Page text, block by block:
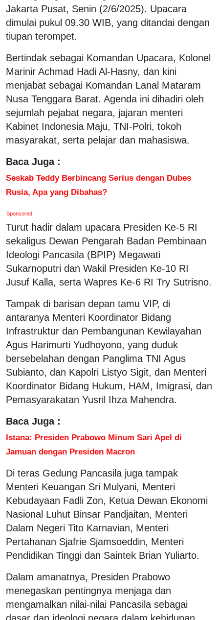
Jakarta Pusat, Senin (2/6/2025). Upacara
dimulai pukul 09.30 WIB, yang ditandai dengan
tiupan terompet.
Bertindak sebagai Komandan Upacara, Kolonel
Marinir Achmad Hadi Al-Hasny, dan kini
menjabat sebagai Komandan Lanal Mataram
Nusa Tenggara Barat. Agenda ini dihadiri oleh
sejumlah pejabat negara, jajaran menteri
Kabinet Indonesia Maju, TNI-Polri, tokoh
masyarakat, serta pelajar dan mahasiswa.
Baca Juga :
Seskab Teddy Berbincang Serius dengan Dubes
Rusia, Apa yang Dibahas?
Sponsored
Turut hadir dalam upacara Presiden Ke-5 RI
sekaligus Dewan Pengarah Badan Pembinaan
Ideologi Pancasila (BPIP) Megawati
Sukarnoputri dan Wakil Presiden Ke-10 RI
Jusuf Kalla, serta Wapres Ke-6 RI Try Sutrisno.
Tampak di barisan depan tamu VIP, di
antaranya Menteri Koordinator Bidang
Infrastruktur dan Pembangunan Kewilayahan
Agus Harimurti Yudhoyono, yang duduk
bersebelahan dengan Panglima TNI Agus
Subianto, dan Kapolri Listyo Sigit, dan Menteri
Koordinator Bidang Hukum, HAM, Imigrasi, dan
Pemasyarakatan Yusril Ihza Mahendra.
Baca Juga :
Istana: Presiden Prabowo Minum Sari Apel di
Jamuan dengan Presiden Macron
Di teras Gedung Pancasila juga tampak
Menteri Keuangan Sri Mulyani, Menteri
Kebudayaan Fadli Zon, Ketua Dewan Ekonomi
Nasional Luhut Binsar Pandjaitan, Menteri
Dalam Negeri Tito Karnavian, Menteri
Pertahanan Sjafrie Sjamsoeddin, Menteri
Pendidikan Tinggi dan Saintek Brian Yuliarto.
Dalam amanatnya, Presiden Prabowo
menegaskan pentingnya menjaga dan
mengamalkan nilai-nilai Pancasila sebagai